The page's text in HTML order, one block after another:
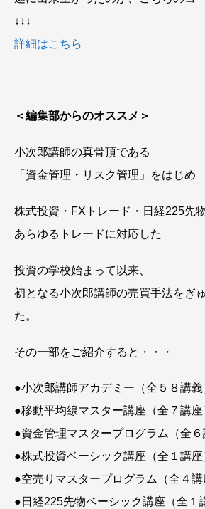
↓↓↓
詳細はこちら
＜編集部からのオススメ＞
小次郎講師の真骨頂である
「資金管理・リスク管理」をはじめ
株式投資・FXトレード・日経225先
あらゆるトレードに対応した
投資の学校始まって以来、
初となる小次郎講師の売買手法をぎ
た。
その一部をご紹介すると・・・
●小次郎講師アカデミー（全５８講義
●移動平均線マスター講座（全７講座
●資金管理マスタープログラム（全６
●株式投資ベーシック講座（全１講座
●空売りマスタープログラム（全４講
●日経225先物ベーシック講座（全１